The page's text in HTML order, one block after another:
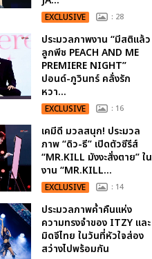
EXCLUSIVE : 28
ประมวลภาพงาน “มีสติแล้ว
ลูกพีช PEACH AND ME
PREMIERE NIGHT”
ปอนด์-ภูวินทร์ คลั่งรัก
หวา...
EXCLUSIVE : 16
เคมีดี มวลสนุก! ประมวล
ภาพ “ดิว-ธี” เปิดตัวซีรีส์
“MR.KILL มังงะสั่งตาย” ใน
งาน “MR.KILL...
EXCLUSIVE : 14
ประมวลภาพค่ำคืนแห่ง
ความทรงจำของ ITZY และ
มิดจีไทย ในวันที่หัวใจส่อง
สว่างไปพร้อมกัน